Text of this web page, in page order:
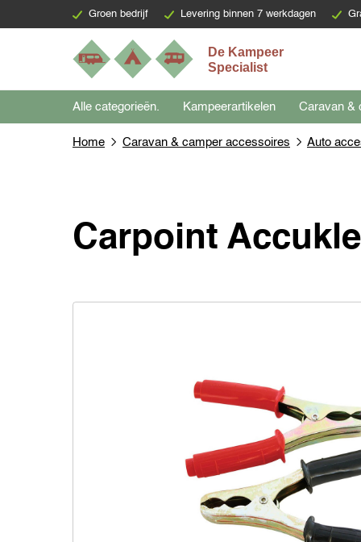
Groen bedrijf Levering binnen 7 werkdagen
Alle categorieën. Kampeerartikelen Caravan &
Home Caravan & camper accessoires Auto
Carpoint